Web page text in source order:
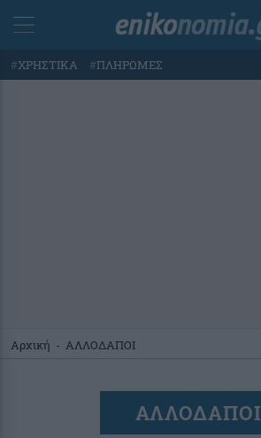
#ΧΡΗΣΤΙΚΑ #ΠΛΗΡΩΜΕΣ
Αρχική - ΑΛΛΟΔΑΠΟΙ
ΑΛΛΟΔΑΠΟΙ